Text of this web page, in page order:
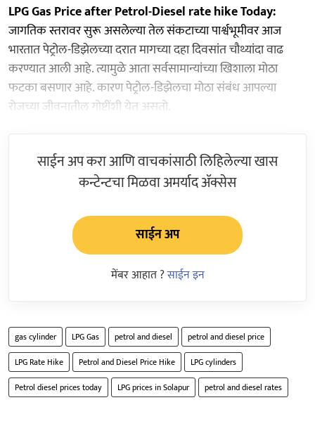
LPG Gas Price after Petrol-Diesel rate hike Today:
जागतिक स्तरावर सुरू असलेल्या तेल संकटाच्या पार्श्वभूमीवर आज
भारतात पेट्रोल-डिझेलच्या दरात मागच्या दहा दिवसांत चौथ्यांदा वाढ
करण्यात आली आहे. त्यामुळे आता सर्वसामान्यांच्या खिशाला मोठा
फटका बसणार आहे. कारण पेट्रोल-डिझेलचा मोठा संबंध आपल्या
रोजच्या जीवनातील गोष्टींशी येत असतो.
साईन अप करा आणि वाचकांसाठी लिहिलेल्या खास
कन्टेन्टचा मिळवा अमर्याद ॲक्सेस
साईन अप
मेंबर आहात ?साईन इन
gas cylinder LPG Gas petrol and diesel
petrol and diesel price
LPG Rate Hike
Petrol and Diesel Price Hike
LPG cylinders
Petrol diesel prices today
LPG prices in Solapur petrol and diesel rates